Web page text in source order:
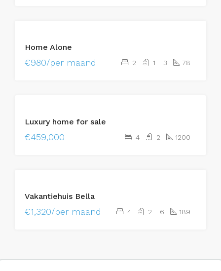
Home Alone
€980/per maand 2 1 3 78
BESCHIKBAAR
Luxury home for sale
€459,000 4 2 1200
Vakantiehuis Bella
€1,320/per maand 4 2 6 189